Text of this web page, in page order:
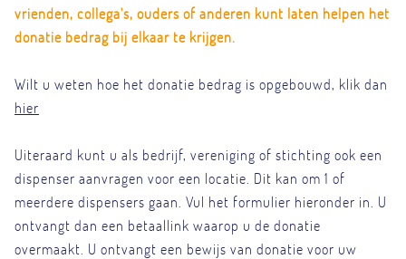
vrienden, collega's, ouders of anderen kunt laten helpen het
donatie bedrag bij elkaar te krijgen.
Wilt u weten hoe het donatie bedrag is opgebouwd, klik dan
hier
Uiteraard kunt u als bedrijf, vereniging of stichting ook een
dispenser aanvragen voor een locatie. Dit kan om 1 of
meerdere dispensers gaan. Vul het formulier hieronder in. U
ontvangt dan een betaallink waarop u de donatie
overmaakt. U ontvangt een bewijs van donatie voor uw